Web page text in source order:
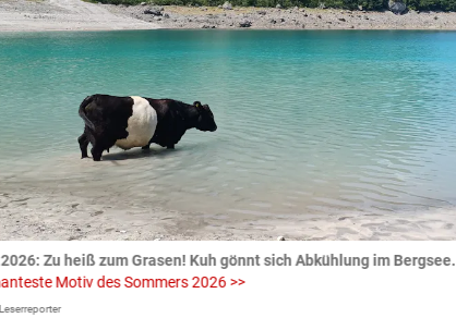
Zu heiß zum Grasen! Kuh gönnt sich Abkühlung im Bergsee.
Motiv des Sommers 2026 >>